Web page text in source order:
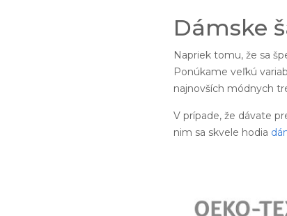
Dámske
Napriek tomu, že sa
Ponúkame veľkú
najnovších módnych
V prípade, že dávate
nim sa skvele hodia